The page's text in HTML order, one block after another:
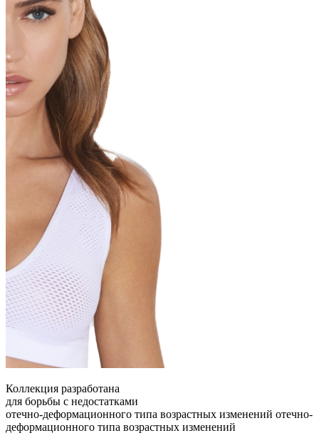
Коллекция разработана
для борьбы с недостатками
отечно-деформационного типа возрастных изменений отечно-
деформационного типа возрастных изменений